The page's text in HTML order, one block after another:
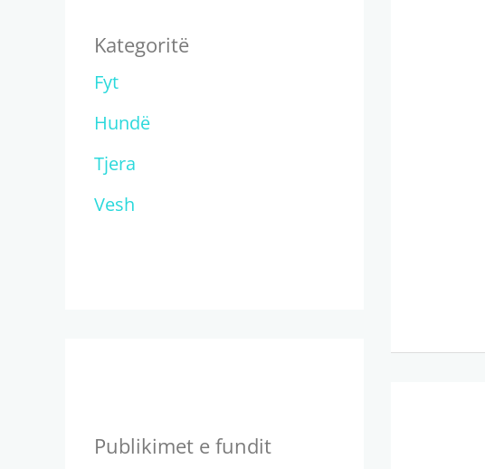
Kategoritë
Fyt
Hundë
Tjera
Vesh
Publikimet e fundit